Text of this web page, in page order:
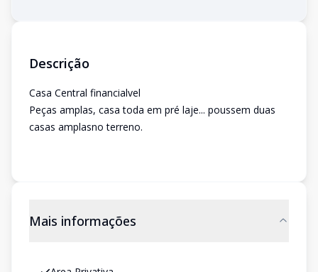
Descrição
Casa Central financialvel
Peças amplas, casa toda em pré laje... poussem duas
casas amplasno terreno.
Mais informações